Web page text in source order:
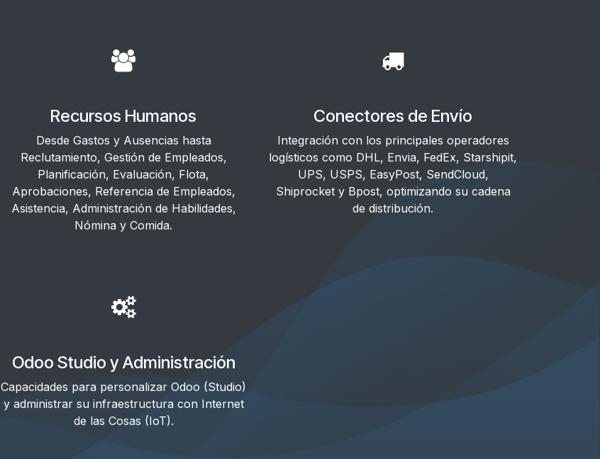
Recursos Humanos
Desde Gastos y Ausencias hasta
Reclutamiento, Gestión de Empleados,
Planificación, Evaluación, Flota,
Aprobaciones, Referencia de Empleados,
Asistencia, Administración de Habilidades,
Nómina y Comida.
Conectores de Envío
Integración con los principales operadores
logísticos como DHL, Envia, FedEx, Starshipit,
UPS, USPS, EasyPost, SendCloud,
Shiprocket y Bpost, optimizando su cadena
de distribución.
Odoo Studio y Administración
Capacidades para personalizar Odoo (Studio)
y administrar su infraestructura con Internet
de las Cosas (IoT).